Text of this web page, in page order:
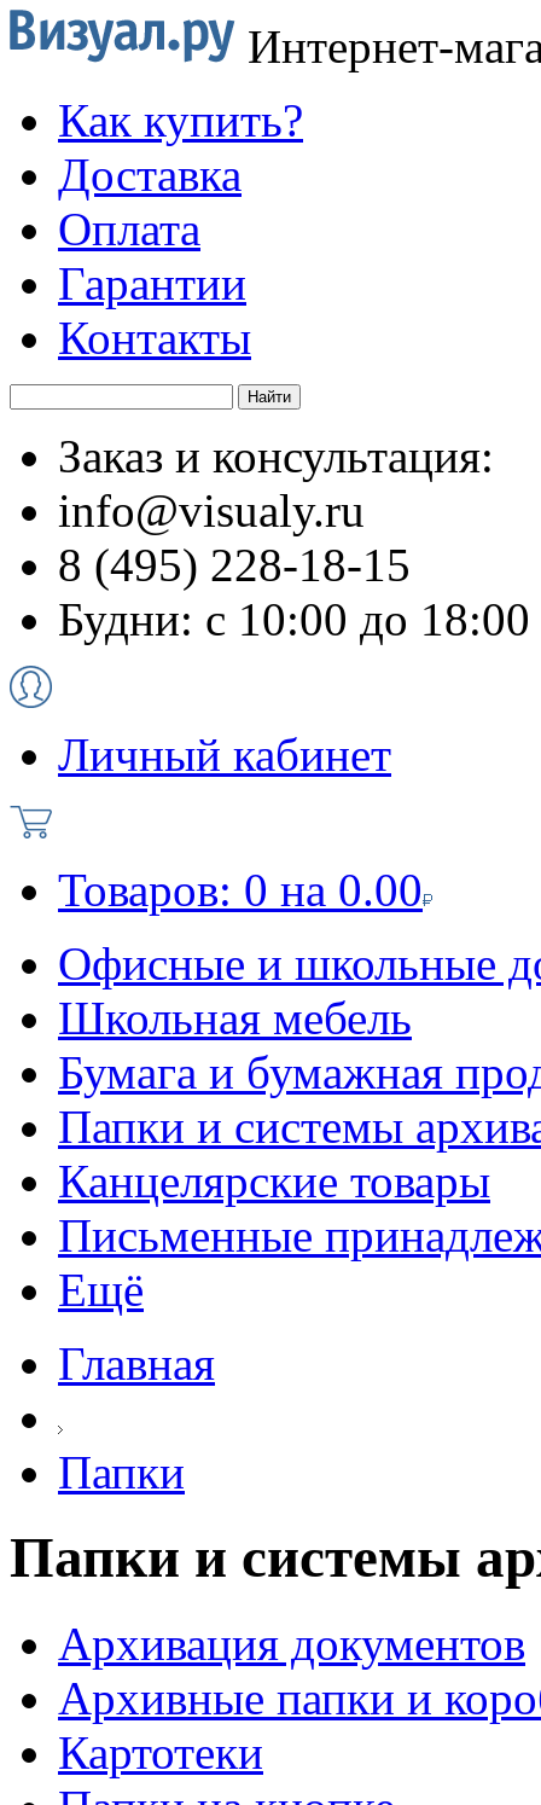
Интернет-
Как купить?
Доставка
Оплата
Гарантии
Контакты
Заказ и консультация:
info@visualy.ru
8 (495) 228-18-15
Будни: с 10:00 до 18:00
Личный кабинет
Товаров: 0 на 0.00
Офисные и школьные
Школьная мебель
Бумага и бумажная
Папки и системы
Канцелярские товары
Письменные
Ещё
Главная
Папки
Папки и системы
Архивация документов
Архивные папки и
Картотеки